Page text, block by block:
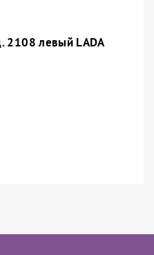
2108 левый LADA